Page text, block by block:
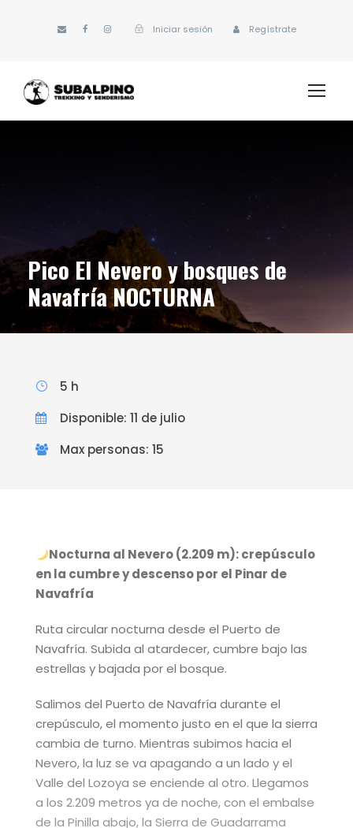
Iniciar sesión Regístrate
Pico El Nevero y bosques de
Navafría NOCTURNA
5 h
Disponible: 11 de julio
Max personas: 15
Nocturna al Nevero (2.209 m): crepúsculo
en la cumbre y descenso por el Pinar de
Navafría
Ruta circular nocturna desde el Puerto de
Navafría. Subida al atardecer, cumbre bajo las
estrellas y bajada por el bosque.
Salimos del Puerto de Navafría durante el
crepúsculo, el momento justo en el que la sierra
cambia de turno. Mientras subimos hacia el
Nevero, la luz se va apagando a un lado y el
Valle del Lozoya se enciende al otro. Llegamos
a los 2.209 metros ya de noche, con el embalse
de la Pinilla abajo, la Sierra de Guadarrama